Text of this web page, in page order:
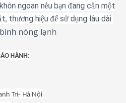
ôn ngoan nếu bạn đang cần một
t, thương hiệu để sử dụng lâu dài.
HÀNH:
Trì- Hà Nội